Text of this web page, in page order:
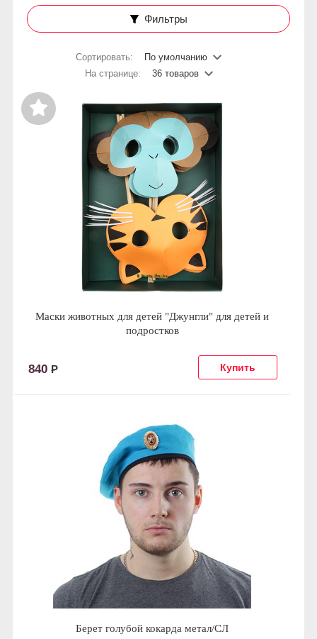
Фильтры
Сортировать:
По умолчанию
На странице:
36 товаров
Маски животных для детей "Джунгли" для детей и
подростков
840 Р
Берет голубой кокарда метал/СЛ